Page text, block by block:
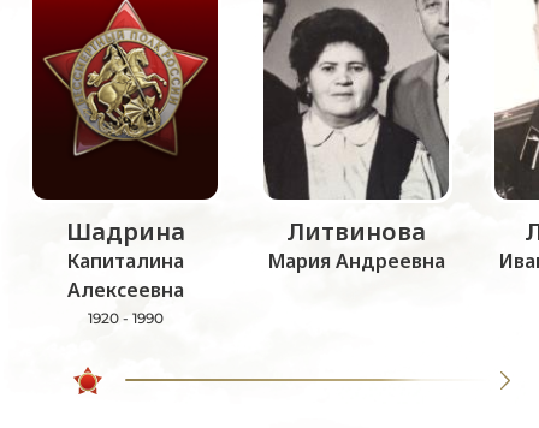
Шадрина
Капиталина
Алексеевна
1920 - 1990
Литвинова
Мария Андреевна